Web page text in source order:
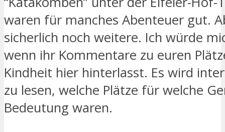
waren für manches Abenteuer gut.
sicherlich noch weitere. Ich würde
wenn ihr Kommentare zu euren
Kindheit hier hinterlasst. Es wird
zu lesen, welche Plätze für welche
Bedeutung waren.